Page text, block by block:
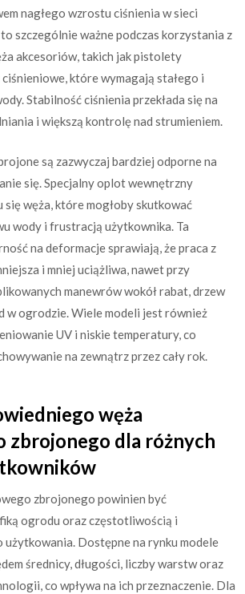
nagłego wzrostu ciśnienia w sieci
szczególnie ważne podczas korzystania z
akcesoriów, takich jak pistolety
które wymagają stałego i
Stabilność ciśnienia przekłada się na
i większą kontrolę nad strumieniem.
są zazwyczaj bardziej odporne na
się. Specjalny oplot wewnętrzny
się węża, które mogłoby skutkować
wody i frustracją użytkownika. Ta
na deformacje sprawiają, że praca z
i mniej uciążliwa, nawet przy
manewrów wokół rabat, drzew
w ogrodzie. Wiele modeli jest również
UV i niskie temperatury, co
na zewnątrz przez cały rok.
węża
zbrojonego dla różnych
zbrojonego powinien być
ogrodu oraz częstotliwością i
Dostępne na rynku modele
średnicy, długości, liczby warstw oraz
co wpływa na ich przeznaczenie. Dla